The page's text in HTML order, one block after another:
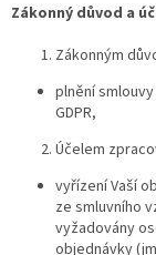
Zákonný důvod a
Zákonným
plnění
GDPR,
Účelem
vyřízení Vaší
ze smluvního
vyžadovány
objednávky